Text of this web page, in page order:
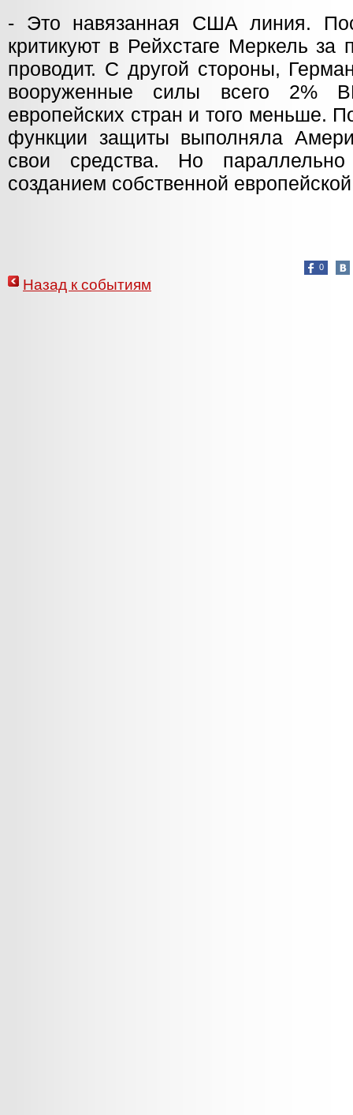
- Это навязанная США линия.
критикуют в Рейхстаге Меркель за
проводит. С другой стороны,
вооруженные силы всего 2%
европейских стран и того меньше.
функции защиты выполняла
свои средства. Но
созданием собственной
0
Назад к событиям